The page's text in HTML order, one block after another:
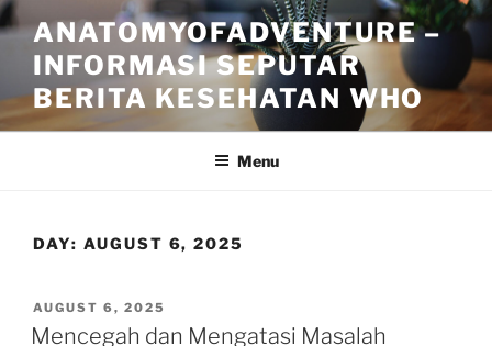
Skip
to
content
ANATOMYOFADVENTURE –
INFORMASI SEPUTAR
BERITA KESEHATAN WHO
Menu
DAY: AUGUST 6, 2025
POSTED
ON
AUGUST 6, 2025
Mencegah dan Mengatasi Masalah